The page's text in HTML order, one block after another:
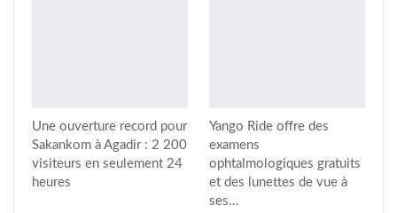
Une ouverture record pour
Sakankom à Agadir : 2 200
visiteurs en seulement 24
heures
Yango Ride offre des
examens
ophtalmologiques gratuits
et des lunettes de vue à
ses…